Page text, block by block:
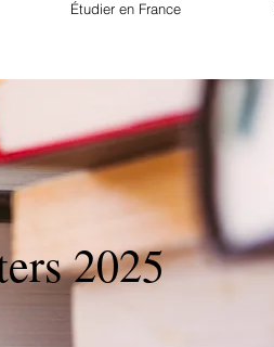
Étudier en France
2025